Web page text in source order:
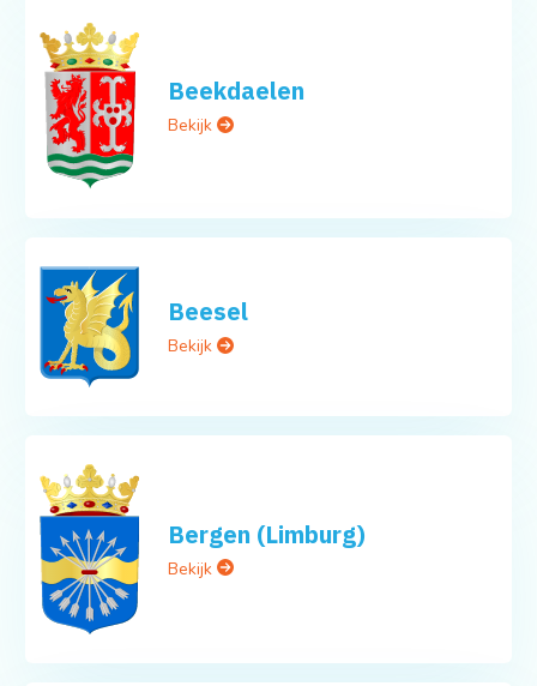
Beekdaelen
Bekijk
Beesel
Bekijk
Bergen (Limburg)
Bekijk